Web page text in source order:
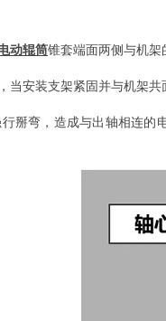
动辊筒锥套端面两侧与机
当安装支架紧固并与机架共
掰弯，造成与出轴相连